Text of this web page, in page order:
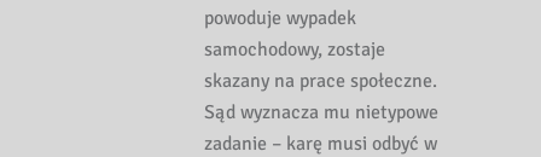
powoduje wypadek
samochodowy, zostaje
skazany na prace społeczne.
Sąd wyznacza mu nietypowe
zadanie – karę musi odbyć w